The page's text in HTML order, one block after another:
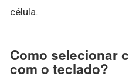
célula.
Como selecionar
com o teclado?